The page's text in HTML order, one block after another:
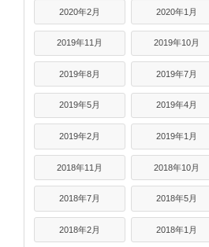
2020年2月 2020年1月
2019年11月 2019年10月
2019年8月 2019年7月
2019年5月 2019年4月
2019年2月 2019年1月
2018年11月 2018年10月
2018年7月 2018年5月
2018年2月 2018年1月